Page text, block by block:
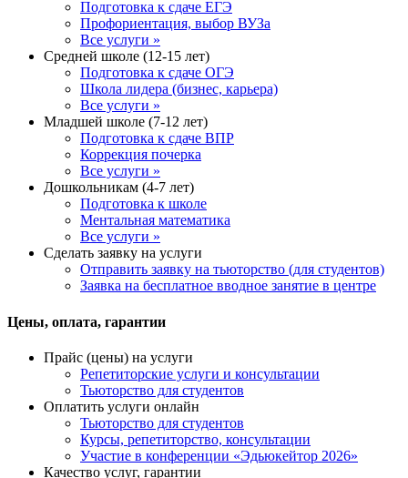
Подготовка к сдаче ЕГЭ
Профориентация, выбор ВУЗа
Все услуги »
Средней школе (12-15 лет)
Подготовка к сдаче ОГЭ
Школа лидера (бизнес, карьера)
Все услуги »
Младшей школе (7-12 лет)
Подготовка к сдаче ВПР
Коррекция почерка
Все услуги »
Дошкольникам (4-7 лет)
Подготовка к школе
Ментальная математика
Все услуги »
Сделать заявку на услуги
Отправить заявку на тьюторство (для студентов)
Заявка на бесплатное вводное занятие в центре
Цены, оплата, гарантии
Прайс (цены) на услуги
Репетиторские услуги и консультации
Тьюторство для студентов
Оплатить услуги онлайн
Тьюторство для студентов
Курсы, репетиторство, консультации
Участие в конференции «Эдьюкейтор 2026»
Качество услуг, гарантии